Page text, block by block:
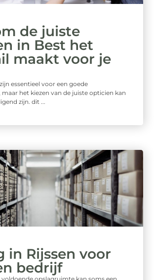
de juiste
in Best het
maakt voor je
essentieel voor een goede
het kiezen van de juiste opticien kan
zijn. dit ...
in Rijssen voor
bedrijf